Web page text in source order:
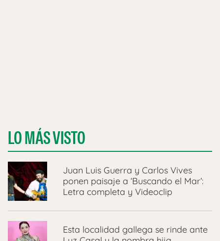
LO MÁS VISTO
Juan Luis Guerra y Carlos Vives
ponen paisaje a ‘Buscando el Mar’:
Letra completa y Videoclip
Esta localidad gallega se rinde ante